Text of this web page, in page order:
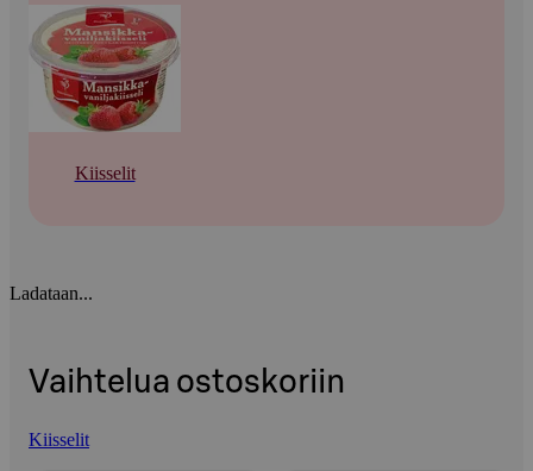
Kiisselit
Ladataan...
Vaihtelua ostoskoriin
Kiisselit